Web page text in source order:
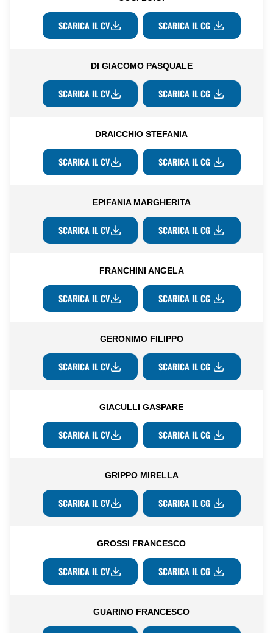
SCARICA IL CV SCARICA IL CG
DI GIACOMO PASQUALE
SCARICA IL CV SCARICA IL CG
DRAICCHIO STEFANIA
SCARICA IL CV SCARICA IL CG
EPIFANIA MARGHERITA
SCARICA IL CV SCARICA IL CG
FRANCHINI ANGELA
SCARICA IL CV SCARICA IL CG
GERONIMO FILIPPO
SCARICA IL CV SCARICA IL CG
GIACULLI GASPARE
SCARICA IL CV SCARICA IL CG
GRIPPO MIRELLA
SCARICA IL CV SCARICA IL CG
GROSSI FRANCESCO
SCARICA IL CV SCARICA IL CG
GUARINO FRANCESCO